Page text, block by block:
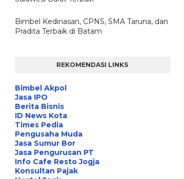
Bimbel Kedinasan, CPNS, SMA Taruna, dan
Pradita Terbaik di Batam
REKOMENDASI LINKS
Bimbel Akpol
Jasa IPO
Berita Bisnis
ID News Kota
Times Pedia
Pengusaha Muda
Jasa Sumur Bor
Jasa Pengurusan PT
Info Cafe Resto Jogja
Konsultan Pajak